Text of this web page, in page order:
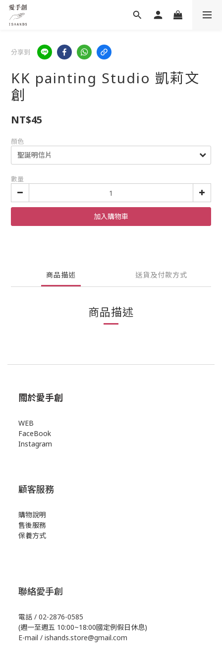
分享到
KK painting Studio 凱莉文
創
NT$45
顏色
數量
加入購物車
商品描述 送貨及付款方式
商品描述
關於愛手創
WEB
FaceBook
Instagram
顧客服務
購物說明
售後服務
保養方式
聯絡愛手創
電話 / 02-2876-0585
(週一至週五 10:00~18:00國定例假日休息)
E-mail / ishands.store@gmail.com